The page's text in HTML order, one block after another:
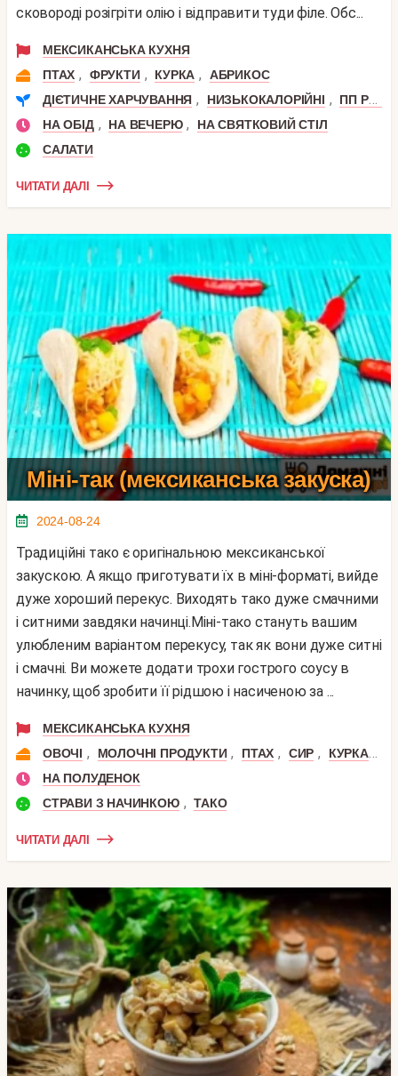
сковороді розігріти олію і відправити туди філе. Обс...
МЕКСИКАНСЬКА КУХНЯ
ПТАХ , ФРУКТИ , КУРКА ,
АБРИКОС
ДІЄТИЧНЕ ХАРЧУВАННЯ , НИЗЬКОКАЛОРІЙНІ ,
ПП РЕЦЕПТИ
НА ОБІД , НА ВЕЧЕРЮ ,
НА СВЯТКОВИЙ СТІЛ
САЛАТИ
ЧИТАТИ ДАЛІ
Міні-так (мексиканська закуска)
2024-08-24
Традиційні тако є оригінальною мексиканської
закускою. А якщо приготувати їх в міні-форматі, вийде
дуже хороший перекус. Виходять тако дуже смачними
і ситними завдяки начинці.Міні-тако стануть вашим
улюбленим варіантом перекусу, так як вони дуже ситні
і смачні. Ви можете додати трохи гострого соусу в
начинку, щоб зробити її рідшою і насиченою за ...
МЕКСИКАНСЬКА КУХНЯ
ОВОЧІ , МОЛОЧНІ ПРОДУКТИ , ПТАХ , СИР , КУРКА ,
НА ПОЛУДЕНОК
СТРАВИ З НАЧИНКОЮ , ТАКО
ЧИТАТИ ДАЛІ